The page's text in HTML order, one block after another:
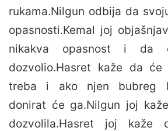
rukama.Nilgun odbija da
opasnosti.Kemal joj
nikakva opasnost i
dozvolio.Hasret kaže da
treba i ako njen bubreg
donirat će ga.Nilgun joj
dozvolila.Hasret joj